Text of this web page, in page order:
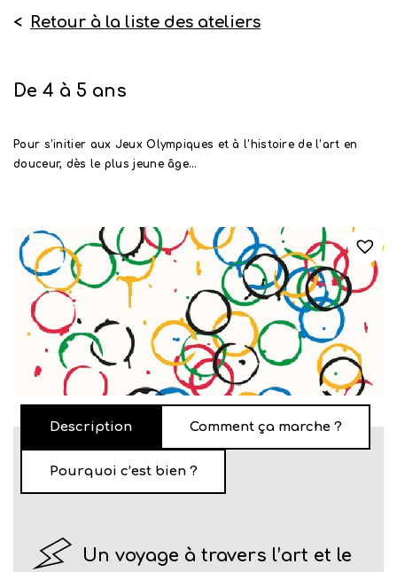
< Retour à la liste des ateliers
De 4 à 5 ans
Pour s’initier aux Jeux Olympiques et à l’histoire de l’art en
douceur, dès le plus jeune âge…
Description Comment ça marche ?
Pourquoi c’est bien ?
Un voyage à travers l’art et le